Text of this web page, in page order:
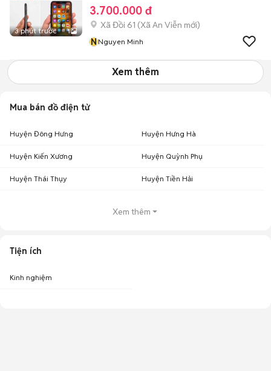
3 phút trước 1
3.700.000 đ
Xã Đồi 61 (Xã An Viễn mới)
NNguyen Minh
Xem thêm
Mua bán đồ điện tử
Huyện Đông Hưng Huyện Hưng Hà
Huyện Kiến Xương Huyện Quỳnh Phụ
Huyện Thái Thụy Huyện Tiền Hải
Xem thêm
Tiện ích
Kinh nghiệm